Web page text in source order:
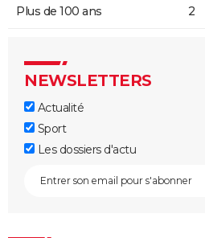
Plus de 100 ans 2
NEWSLETTERS
Actualité
Sport
Les dossiers d'actu